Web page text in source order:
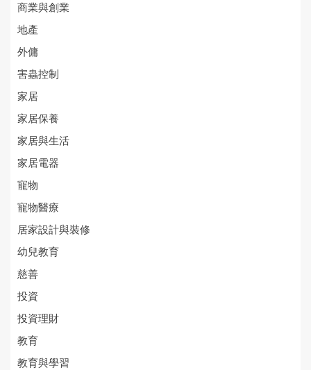
商業與創業
地產
外傭
害蟲控制
家居
家居保養
家居與生活
家居電器
寵物
寵物醫療
居家設計與裝修
幼兒教育
慈善
投資
投資理財
教育
教育與學習